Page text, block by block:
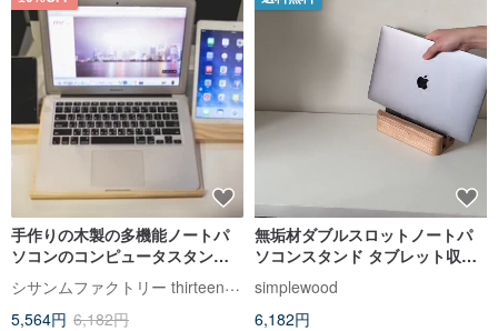
手作りの木製の多機能ノートパ
ソコンのコンピュータスタンド
は、同時にipadのiPhoneと
MacBookを置くことができます
シサンムファクトリー thirteen woodworking
5,564円 6,182円
無垢材ダブルスロットノートパ
ソコンスタンド タブレット収納
ノートパソコン収納 無料レタリ
ング macbook カスタマイズ
simplewood
6,182円